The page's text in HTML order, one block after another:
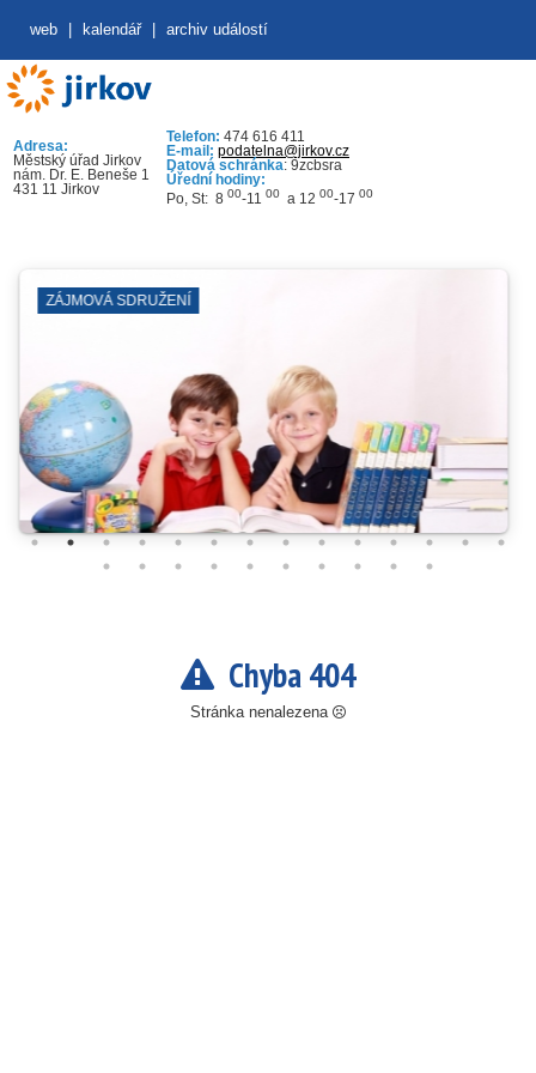
web kalendář archiv událostí
Adresa:
Městský úřad Jirkov
nám. Dr. E. Beneše 1
431 11 Jirkov
Telefon: 474 616 411
E-mail: podatelna@jirkov.cz
Datová schránka: 9zcbsra
Úřední hodiny:
Po, St: 8 00-11 00 a 12 00-17 00
SDRUŽENÍ
Chyba 404
Stránka nenalezena